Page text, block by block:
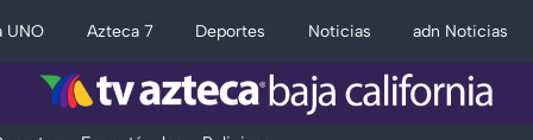
UNO Azteca 7 Deportes Noticias adn Noticias